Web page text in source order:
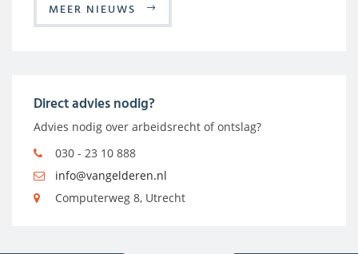
MEER NIEUWS
Direct advies nodig?
Advies nodig over arbeidsrecht of ontslag?
030 - 23 10 888
info@vangelderen.nl
Computerweg 8, Utrecht